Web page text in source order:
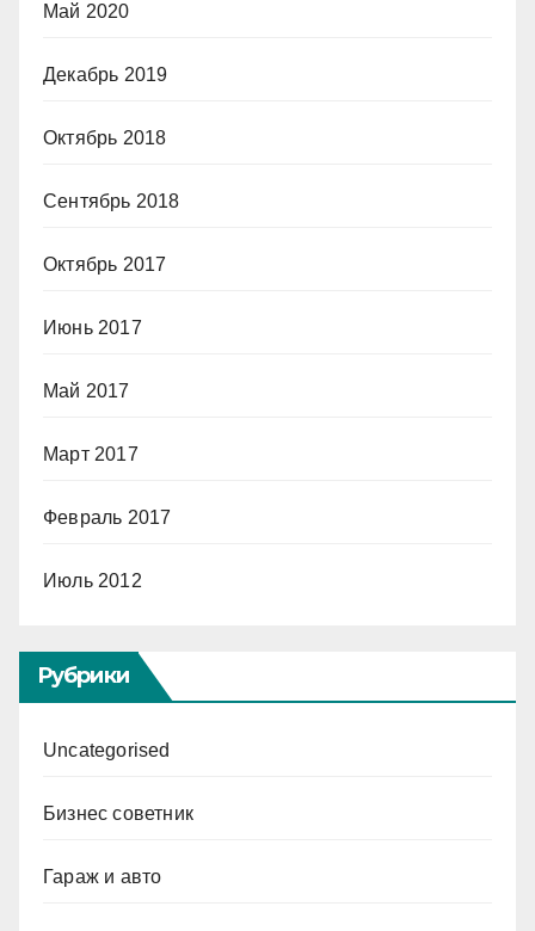
Май 2020
Декабрь 2019
Октябрь 2018
Сентябрь 2018
Октябрь 2017
Июнь 2017
Май 2017
Март 2017
Февраль 2017
Июль 2012
Рубрики
Uncategorised
Бизнес советник
Гараж и авто